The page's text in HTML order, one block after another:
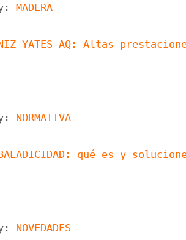
MADERA
YATES AQ: Altas
NORMATIVA
qué es y
NOVEDADES